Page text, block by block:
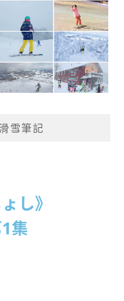
雪筆記